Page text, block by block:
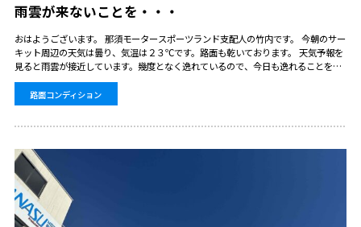
雨雲が来ないことを・・・
おはようございます。 那須モータースポーツランド支配人の竹内です。 今朝のサー
キット周辺の天気は曇り、気温は２３℃です。路面も乾いております。 天気予報を
見ると雨雲が接近しています。幾度となく逸れているので、今日も逸れることを願
いたいと思います。
路面コンディション